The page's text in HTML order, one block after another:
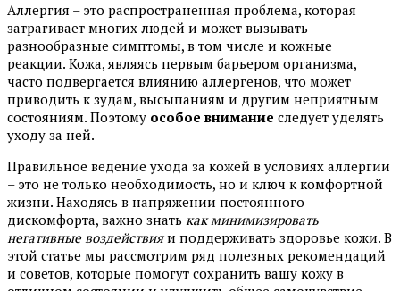
Аллергия – это распространенная проблема, которая
затрагивает многих людей и может вызывать
разнообразные симптомы, в том числе и кожные
реакции. Кожа, являясь первым барьером организма,
часто подвергается влиянию аллергенов, что может
приводить к зудам, высыпаниям и другим неприятным
состояниям. Поэтому особое внимание следует уделять
уходу за ней.
Правильное ведение ухода за кожей в условиях аллергии
– это не только необходимость, но и ключ к комфортной
жизни. Находясь в напряжении постоянного
дискомфорта, важно знать как минимизировать
негативные воздействияи поддерживать здоровье кожи. В
этой статье мы рассмотрим ряд полезных рекомендаций
и советов, которые помогут сохранить вашу кожу в